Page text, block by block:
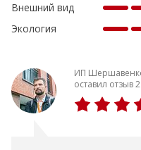
Внешний вид
Экология
ИП
оставил отзыв